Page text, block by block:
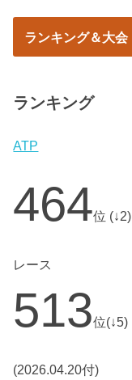
ランキング＆大会
ランキング
ATP
464位 (↓2)
レース
513位(↓5)
(2026.04.20付)